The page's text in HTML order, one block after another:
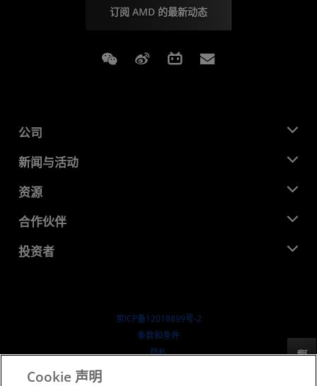
订阅 AMD 的最新动态
Weixin Weibo Bilibili
公司
关于 AMD
企业责任
就业机会
联系我们
新闻与活动
新闻中心
媒体库
资源
开发中心
成功案例
合作伙伴
AMD 合作伙伴中心
投资者
京ICP备12018899号-2
​条款和条件
隐私
反馈
Cookie 声明